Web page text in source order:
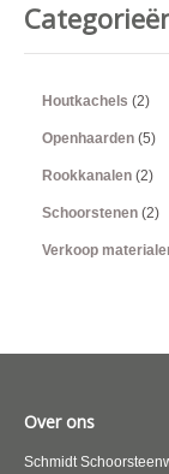
Houtkachels (2)
Openhaarden (5)
Rookkanalen (2)
Schoorstenen (2)
Verkoop
Over ons
Schmidt